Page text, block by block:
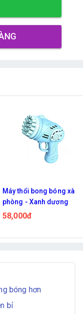
bong bóng xà
- Xanh dương
bóng hơn
bỉ